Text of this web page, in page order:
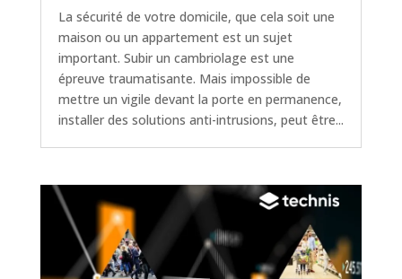
La sécurité de votre domicile, que cela soit une
maison ou un appartement est un sujet
important. Subir un cambriolage est une
épreuve traumatisante. Mais impossible de
mettre un vigile devant la porte en permanence,
installer des solutions anti-intrusions, peut être...